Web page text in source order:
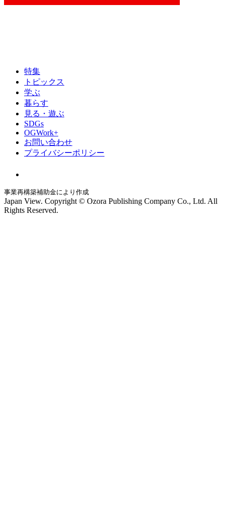
特集
トピックス
学ぶ
暮らす
見る・遊ぶ
SDGs
OGWork+
お問い合わせ
プライバシーポリシー
事業再構築補助金により作成
Japan View. Copyright © Ozora Publishing Company Co., Ltd. All
Rights Reserved.